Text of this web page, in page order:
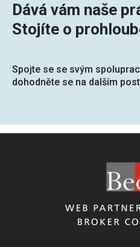
Dává vám naše
Stojíte o
Spojte se se svým
dohodněte se na dalším